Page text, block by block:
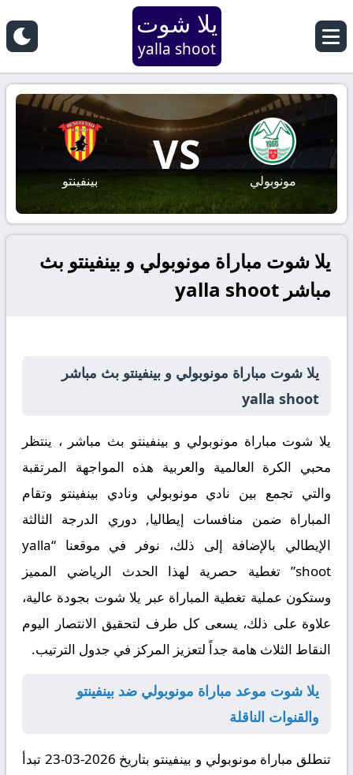
يلا شوت
yalla shoot
مونوبولي
VS
بينفينتو
يلا شوت مباراة مونوبولي و بينفينتو بث
مباشر yalla shoot
يلا شوت مباراة مونوبولي و بينفينتو بث مباشر
yalla shoot
يلا شوت مباراة مونوبولي و بينفينتو بث مباشر ، ينتظر
محبي الكرة العالمية والعربية هذه المواجهة المرتقبة
والتي تجمع بين نادي مونوبولي ونادي بينفينتو وتقام
المباراة ضمن منافسات إيطاليا, دوري الدرجة الثالثة
الإيطالي
بالإضافة إلى ذلك
، نوفر في موقعنا “yalla
shoot” تغطية حصرية لهذا الحدث الرياضي المميز
وستكون عملية تغطية المباراة عبر يلا شوت بجودة عالية،
علاوة على ذلك، يسعى كل طرف لتحقيق الانتصار اليوم
النقاط الثلاث هامة جداً لتعزيز المركز في جدول الترتيب.
يلا شوت موعد مباراة مونوبولي ضد بينفينتو
والقنوات الناقلة
تنطلق مباراة مونوبولي و بينفينتو بتاريخ 2026-03-23
تبدأ